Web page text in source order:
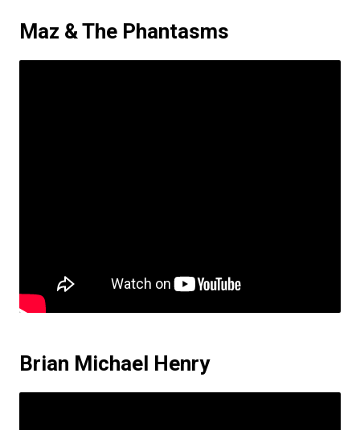
Maz & The Phantasms
Brian Michael Henry